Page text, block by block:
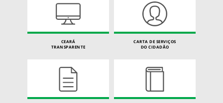
CEARÁ
TRANSPARENTE
CARTA DE SERVIÇOS
DO CIDADÃO